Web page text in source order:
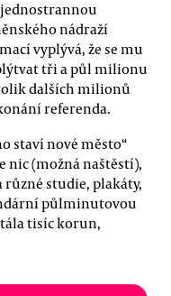
jednostrannou
nádraží
vyplývá, že se mu
tři a půl milionu
dalších milionů
referenda.
staví nové město“
nic (možná naštěstí),
různé studie, plakáty,
půlminutovou
tisíc korun,